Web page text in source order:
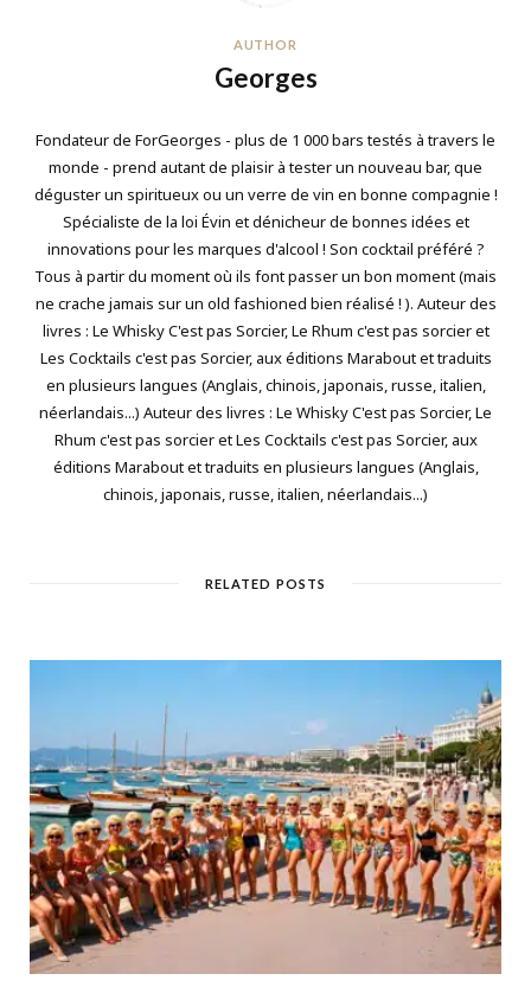
AUTHOR
Georges
Fondateur de ForGeorges - plus de 1 000 bars testés à travers le
monde - prend autant de plaisir à tester un nouveau bar, que
déguster un spiritueux ou un verre de vin en bonne compagnie !
Spécialiste de la loi Évin et dénicheur de bonnes idées et
innovations pour les marques d'alcool ! Son cocktail préféré ?
Tous à partir du moment où ils font passer un bon moment (mais
ne crache jamais sur un old fashioned bien réalisé ! ). Auteur des
livres : Le Whisky C'est pas Sorcier, Le Rhum c'est pas sorcier et
Les Cocktails c'est pas Sorcier, aux éditions Marabout et traduits
en plusieurs langues (Anglais, chinois, japonais, russe, italien,
néerlandais...) Auteur des livres : Le Whisky C'est pas Sorcier, Le
Rhum c'est pas sorcier et Les Cocktails c'est pas Sorcier, aux
éditions Marabout et traduits en plusieurs langues (Anglais,
chinois, japonais, russe, italien, néerlandais...)
RELATED POSTS